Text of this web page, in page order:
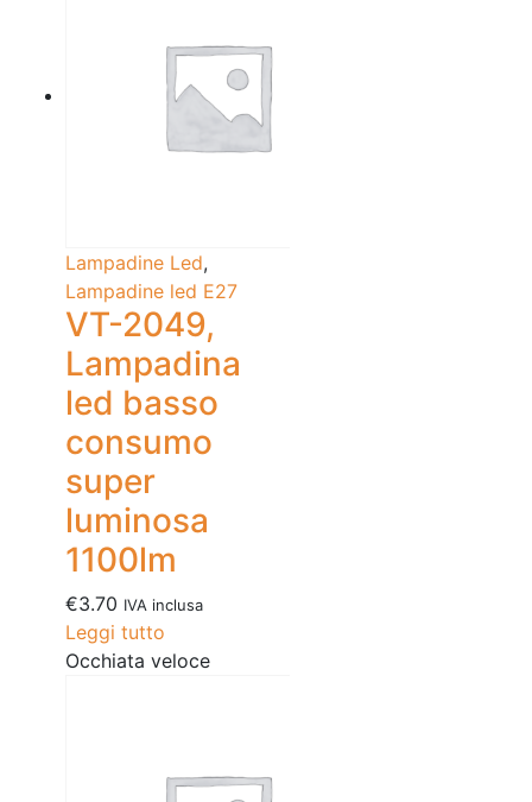
Lampadine Led,
Lampadine led E27
VT-2049,
Lampadina
led basso
consumo
super
luminosa
1100lm
€3.70 IVA inclusa
Leggi tutto
Occhiata veloce